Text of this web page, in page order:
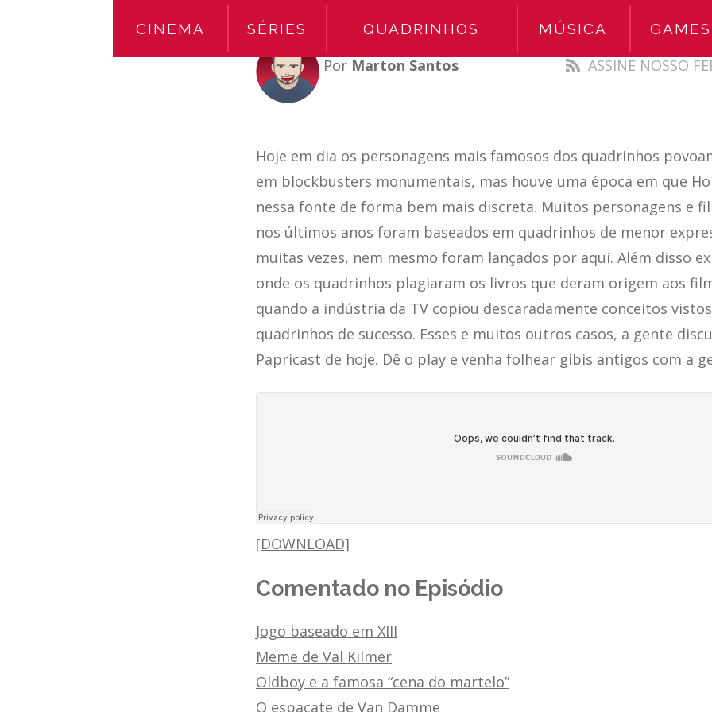
CINEMA SÉRIES QUADRINHOS MÚSICA GAMES
Por Marton Santos ASSINE NOSSO
Hoje em dia os personagens mais famosos dos quadrinhos
em blockbusters monumentais, mas houve uma época em que
nessa fonte de forma bem mais discreta. Muitos personagens e
nos últimos anos foram baseados em quadrinhos de menor
muitas vezes, nem mesmo foram lançados por aqui. Além disso
onde os quadrinhos plagiaram os livros que deram origem aos
quando a indústria da TV copiou descaradamente conceitos
quadrinhos de sucesso. Esses e muitos outros casos, a gente
Papricast de hoje. Dê o play e venha folhear gibis antigos com a
[DOWNLOAD]
Comentado no Episódio
Jogo baseado em XIII
Meme de Val Kilmer
Oldboy e a famosa “cena do martelo”
O espacate de Van Damme